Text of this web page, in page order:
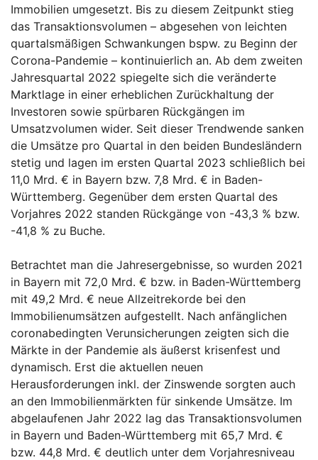
Immobilien umgesetzt. Bis zu diesem Zeitpunkt stieg
das Transaktionsvolumen – abgesehen von leichten
quartalsmäßigen Schwankungen bspw. zu Beginn der
Corona-Pandemie – kontinuierlich an. Ab dem zweiten
Jahresquartal 2022 spiegelte sich die veränderte
Marktlage in einer erheblichen Zurückhaltung der
Investoren sowie spürbaren Rückgängen im
Umsatzvolumen wider. Seit dieser Trendwende sanken
die Umsätze pro Quartal in den beiden Bundesländern
stetig und lagen im ersten Quartal 2023 schließlich bei
11,0 Mrd. € in Bayern bzw. 7,8 Mrd. € in Baden-
Württemberg. Gegenüber dem ersten Quartal des
Vorjahres 2022 standen Rückgänge von -43,3 % bzw.
-41,8 % zu Buche.
Betrachtet man die Jahresergebnisse, so wurden 2021
in Bayern mit 72,0 Mrd. € bzw. in Baden-Württemberg
mit 49,2 Mrd. € neue Allzeitrekorde bei den
Immobilienumsätzen aufgestellt. Nach anfänglichen
coronabedingten Verunsicherungen zeigten sich die
Märkte in der Pandemie als äußerst krisenfest und
dynamisch. Erst die aktuellen neuen
Herausforderungen inkl. der Zinswende sorgten auch
an den Immobilienmärkten für sinkende Umsätze. Im
abgelaufenen Jahr 2022 lag das Transaktionsvolumen
in Bayern und Baden-Württemberg mit 65,7 Mrd. €
bzw. 44,8 Mrd. € deutlich unter dem Vorjahresniveau